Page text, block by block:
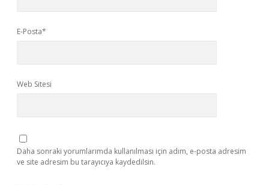
E-Posta*
Web Sitesi
Daha sonraki yorumlarımda kullanılması için adım, e-posta adresim
ve site adresim bu tarayıcıya kaydedilsin.